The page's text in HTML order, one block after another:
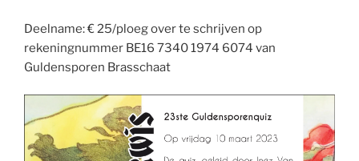
Deelname: € 25/ploeg over te schrijven op
rekeningnummer BE16 7340 1974 6074 van
Guldensporen Brasschaat